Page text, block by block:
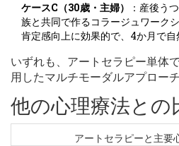
ケースC（30歳・主婦）
：産後う
族と共同で作るコラージュワーク
肯定感向上に効果的で、4か月で自
いずれも、アートセラピー単体
用したマルチモーダルアプロー
他の心理療法との
アートセラピーと主要